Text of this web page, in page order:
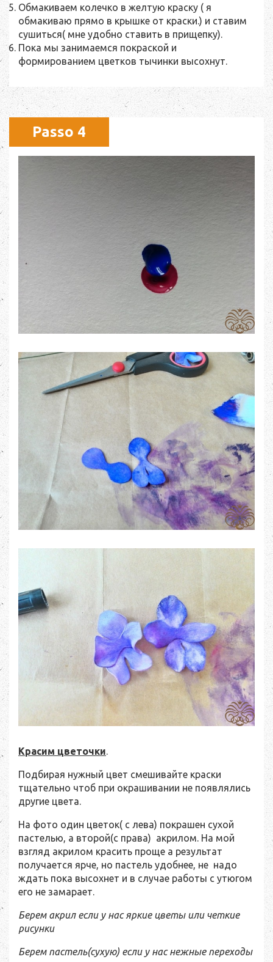
Обмакиваем колечко в желтую краску ( я
обмакиваю прямо в крышке от краски.) и ставим
сушиться( мне удобно ставить в прищепку).
Пока мы занимаемся покраской и
формированием цветков тычинки высохнут.
Passo 4
Красим цветочки.
Подбирая нужный цвет смешивайте краски
тщательно чтоб при окрашивании не появлялись
другие цвета.
На фото один цветок( с лева) покрашен сухой
пастелью, а второй(с права) акрилом. На мой
взгляд акрилом красить проще а результат
получается ярче, но пастель удобнее, не надо
ждать пока высохнет и в случае работы с утюгом
его не замарает.
Берем акрил если у нас яркие цветы или четкие
рисунки
Берем пастель(сухую) если у нас нежные переходы